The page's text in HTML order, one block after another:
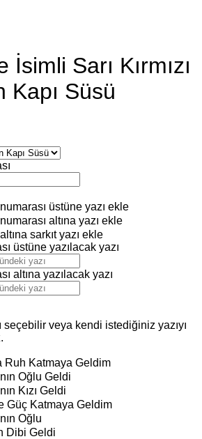
Sarı Kırmızı
Kapı Süsü
üstüne yazı ekle
altına yazı ekle
sarkıt yazı ekle
üstüne yazılacak yazı
altına yazılacak yazı
seçebilir veya kendi istediğiniz yazıyı
Ruh Katmaya Geldim
Oğlu Geldi
Kızı Geldi
Güç Katmaya Geldim
Oğlu
Dibi Geldi